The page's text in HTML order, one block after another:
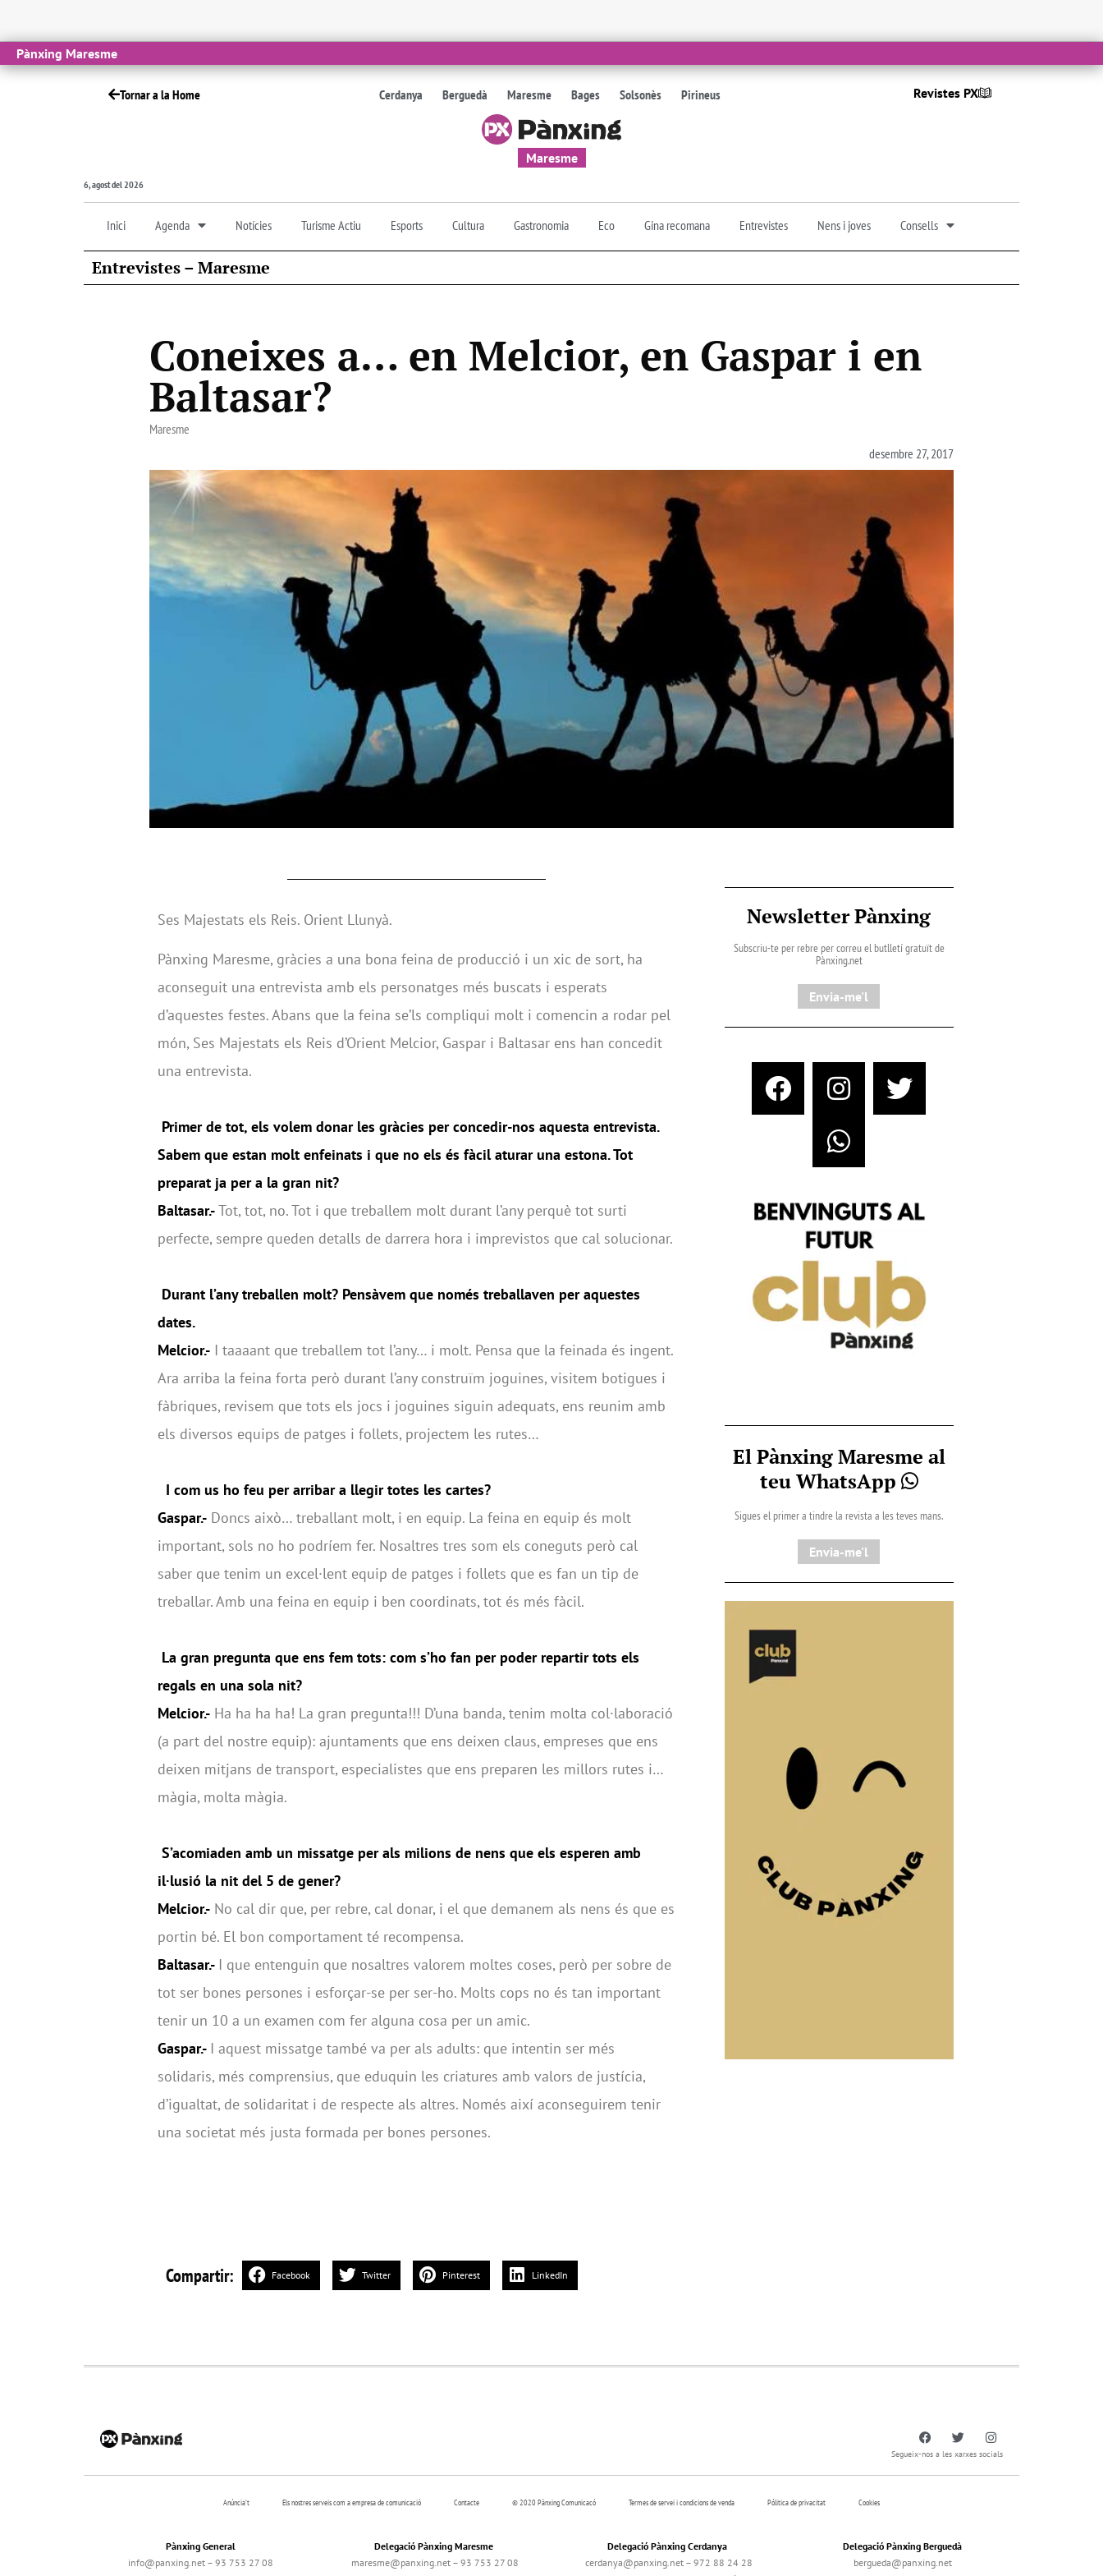
Pànxing Maresme
Tornar a la Home Cerdanya Berguedà Maresme Bages Solsonès Pirineus Revistes PX
Maresme
6, agost del 2026
Inici Agenda Notícies Turisme Actiu Esports Cultura Gastronomia Eco Gina recomana Entrevistes Nens i joves Consells
Entrevistes – Maresme
Coneixes a… en Melcior, en Gaspar i en
Baltasar?
Maresme
desembre 27, 2017
Ses Majestats els Reis. Orient Llunyà.
Pànxing Maresme, gràcies a una bona feina de producció i un xic de sort, ha
aconseguit una entrevista amb els personatges més buscats i esperats
d’aquestes festes. Abans que la feina se’ls compliqui molt i comencin a rodar pel
món, Ses Majestats els Reis d’Orient Melcior, Gaspar i Baltasar ens han concedit
una entrevista.
Primer de tot, els volem donar les gràcies per concedir-nos aquesta entrevista.
Sabem que estan molt enfeinats i que no els és fàcil aturar una estona. Tot
preparat ja per a la gran nit?
Baltasar.-Tot, tot, no. Tot i que treballem molt durant l’any perquè tot surti
perfecte, sempre queden detalls de darrera hora i imprevistos que cal solucionar.
Durant l’any treballen molt? Pensàvem que només treballaven per aquestes
dates.
Melcior.- I taaaant que treballem tot l’any… i molt. Pensa que la feinada és ingent.
Ara arriba la feina forta però durant l’any construïm joguines, visitem botigues i
fàbriques, revisem que tots els jocs i joguines siguin adequats, ens reunim amb
els diversos equips de patges i follets, projectem les rutes…
I com us ho feu per arribar a llegir totes les cartes?
Gaspar.- Doncs això… treballant molt, i en equip. La feina en equip és molt
important, sols no ho podríem fer. Nosaltres tres som els coneguts però cal
saber que tenim un excel·lent equip de patges i follets que es fan un tip de
treballar. Amb una feina en equip i ben coordinats, tot és més fàcil.
La gran pregunta que ens fem tots: com s’ho fan per poder repartir tots els
regals en una sola nit?
Melcior.- Ha ha ha ha! La gran pregunta!!! D’una banda, tenim molta col·laboració
(a part del nostre equip): ajuntaments que ens deixen claus, empreses que ens
deixen mitjans de transport, especialistes que ens preparen les millors rutes i…
màgia, molta màgia.
S’acomiaden amb un missatge per als milions de nens que els esperen amb
il·lusió la nit del 5 de gener?
Melcior.- No cal dir que, per rebre, cal donar, i el que demanem als nens és que es
portin bé. El bon comportament té recompensa.
Baltasar.- I que entenguin que nosaltres valorem moltes coses, però per sobre de
tot ser bones persones i esforçar-se per ser-ho. Molts cops no és tan important
tenir un 10 a un examen com fer alguna cosa per un amic.
Gaspar.- I aquest missatge també va per als adults: que intentin ser més
solidaris, més comprensius, que eduquin les criatures amb valors de justícia,
d’igualtat, de solidaritat i de respecte als altres. Només així aconseguirem tenir
una societat més justa formada per bones persones.
Compartir: Facebook Twitter Pinterest LinkedIn
Newsletter Pànxing
Subscriu-te per rebre per correu el butlletí gratuït de
Pànxing.net​
Envia-me'l
El Pànxing Maresme al
teu WhatsApp
Sigues el primer a tindre la revista a les teves mans.
Envia-me'l
Segueix-nos a les xarxes socials
Anúncia’t Els nostres serveis com a empresa de comunicació Contacte © 2020 Pànxing Comunicacó Termes de servei i condicions de venda Pólitica de privacitat Cookies
Pànxing General
info@panxing.net – 93 753 27 08
Delegació Pànxing Maresme
maresme@panxing.net – 93 753 27 08
Delegació Pànxing Cerdanya
cerdanya@panxing.net – 972 88 24 28
Delegació Pànxing Berguedà
bergueda@panxing.net